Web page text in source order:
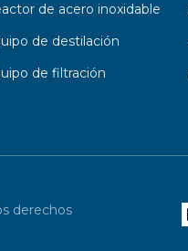
de acero inoxidable
de destilación
de filtración
derechos